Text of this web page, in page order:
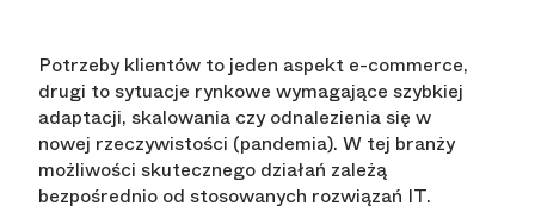
Potrzeby klientów to jeden aspekt e-commerce,
drugi to sytuacje rynkowe wymagające szybkiej
adaptacji, skalowania czy odnalezienia się w
nowej rzeczywistości (pandemia). W tej branży
możliwości skutecznego działań zależą
bezpośrednio od stosowanych rozwiązań IT.